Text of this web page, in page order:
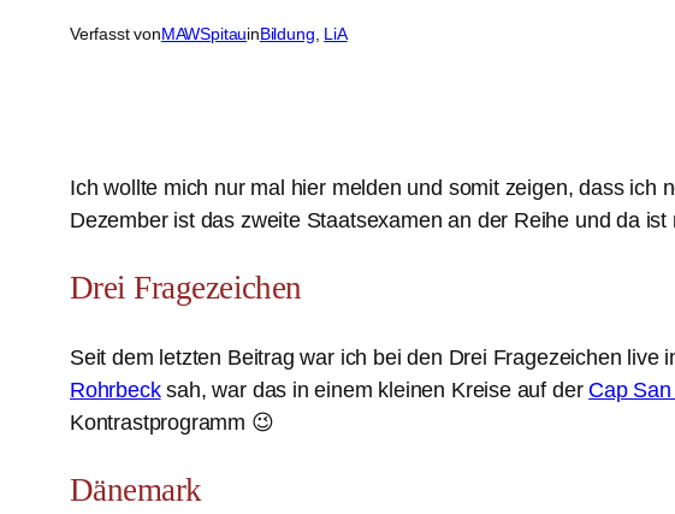
Verfasst vonMAWSpitauinBildung, LiA
Ich wollte mich nur mal hier melden und somit zeigen, dass ich
Dezember ist das zweite Staatsexamen an der Reihe und da
Drei Fragezeichen
Seit dem letzten Beitrag war ich bei den Drei Fragezeichen
Rohrbecksah, war das in einem kleinen Kreise auf der Cap
Kontrastprogramm 😉
Dänemark